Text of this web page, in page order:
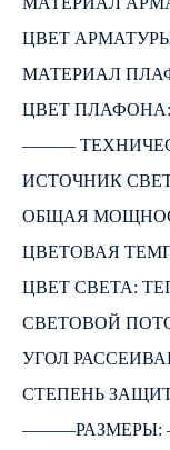
ЦВЕТ
МАТЕРИАЛ
ЦВЕТ
―――
ИСТОЧНИК
ОБЩАЯ
ЦВЕТОВАЯ
ЦВЕТ СВЕТА:
СВЕТОВОЙ
УГОЛ
СТЕПЕНЬ